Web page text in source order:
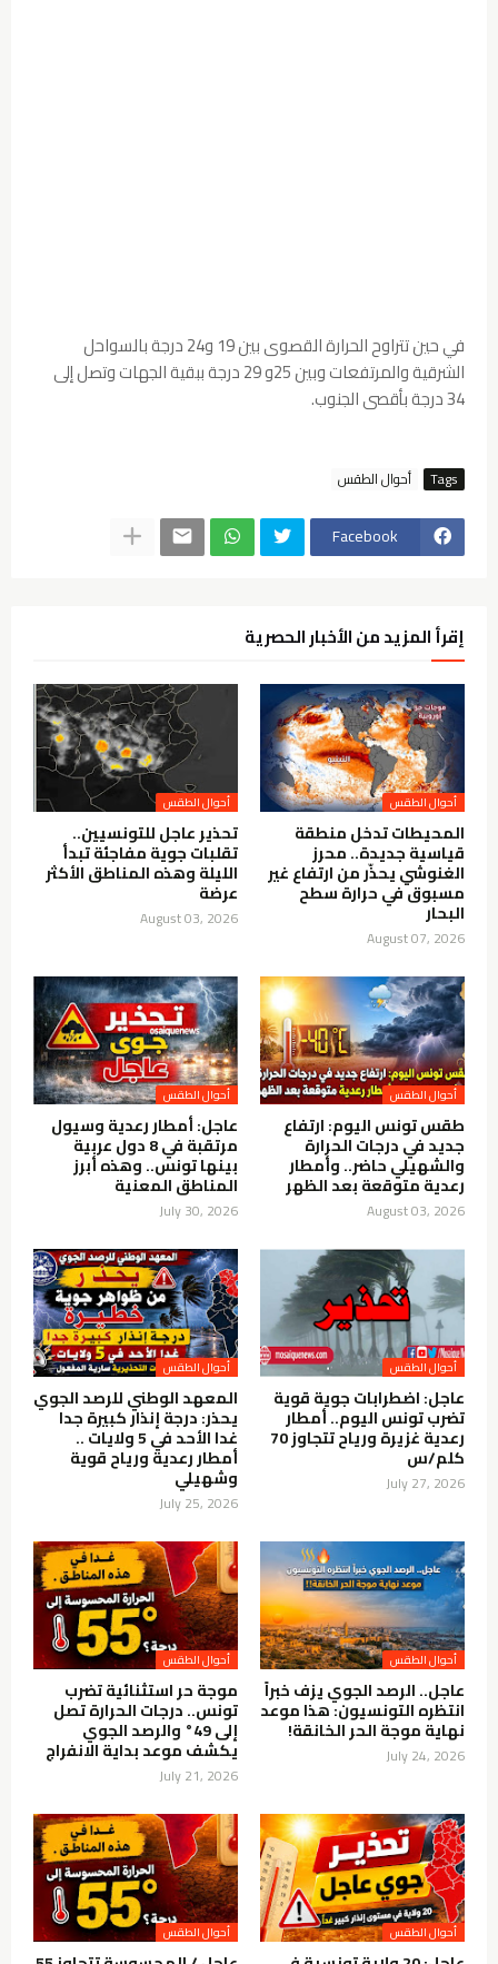
في حين تتراوح الحرارة القصوى بين 19 و24 درجة بالسواحل
الشرقية والمرتفعات وبين 25و 29 درجة ببقية الجهات وتصل إلى
34 درجة بأقصى الجنوب.
Tags أحوال الطقس
Facebook
إقرأ المزيد من الأخبار الحصرية
أحوال الطقس
المحيطات تدخل منطقة
قياسية جديدة.. محرز
الغنوشي يحذّر من ارتفاع غير
مسبوق في حرارة سطح
البحار
August 07, 2026
أحوال الطقس
تحذير عاجل للتونسيين..
تقلبات جوية مفاجئة تبدأ
الليلة وهذه المناطق الأكثر
عرضة
August 03, 2026
أحوال الطقس
طقس تونس اليوم: ارتفاع
جديد في درجات الحرارة
والشهيلي حاضر.. وأمطار
رعدية متوقعة بعد الظهر
August 03, 2026
أحوال الطقس
عاجل: أمطار رعدية وسيول
مرتقبة في 8 دول عربية
بينها تونس.. وهذه أبرز
المناطق المعنية
July 30, 2026
أحوال الطقس
عاجل: اضطرابات جوية قوية
تضرب تونس اليوم.. أمطار
رعدية غزيرة ورياح تتجاوز 70
كلم/س
July 27, 2026
أحوال الطقس
المعهد الوطني للرصد الجوي
يحذر: درجة إنذار كبيرة جدا
غدا الأحد في 5 ولايات ..
أمطار رعدية ورياح قوية
وشهيلي
July 25, 2026
أحوال الطقس
عاجل.. الرصد الجوي يزف خبراً
انتظره التونسيون: هذا موعد
نهاية موجة الحر الخانقة!
July 24, 2026
أحوال الطقس
موجة حر استثنائية تضرب
تونس.. درجات الحرارة تصل
إلى 49° والرصد الجوي
يكشف موعد بداية الانفراج
July 21, 2026
أحوال الطقس أحوال الطقس